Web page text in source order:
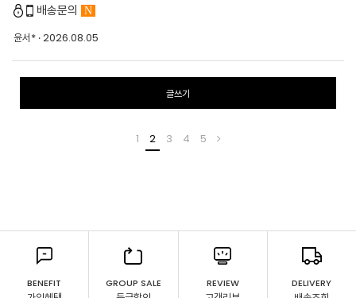
배송문의 N
윤서* · 2026.08.05
글쓰기
1 2 3 4 5
BENEFIT GROUP SALE REVIEW DELIVERY